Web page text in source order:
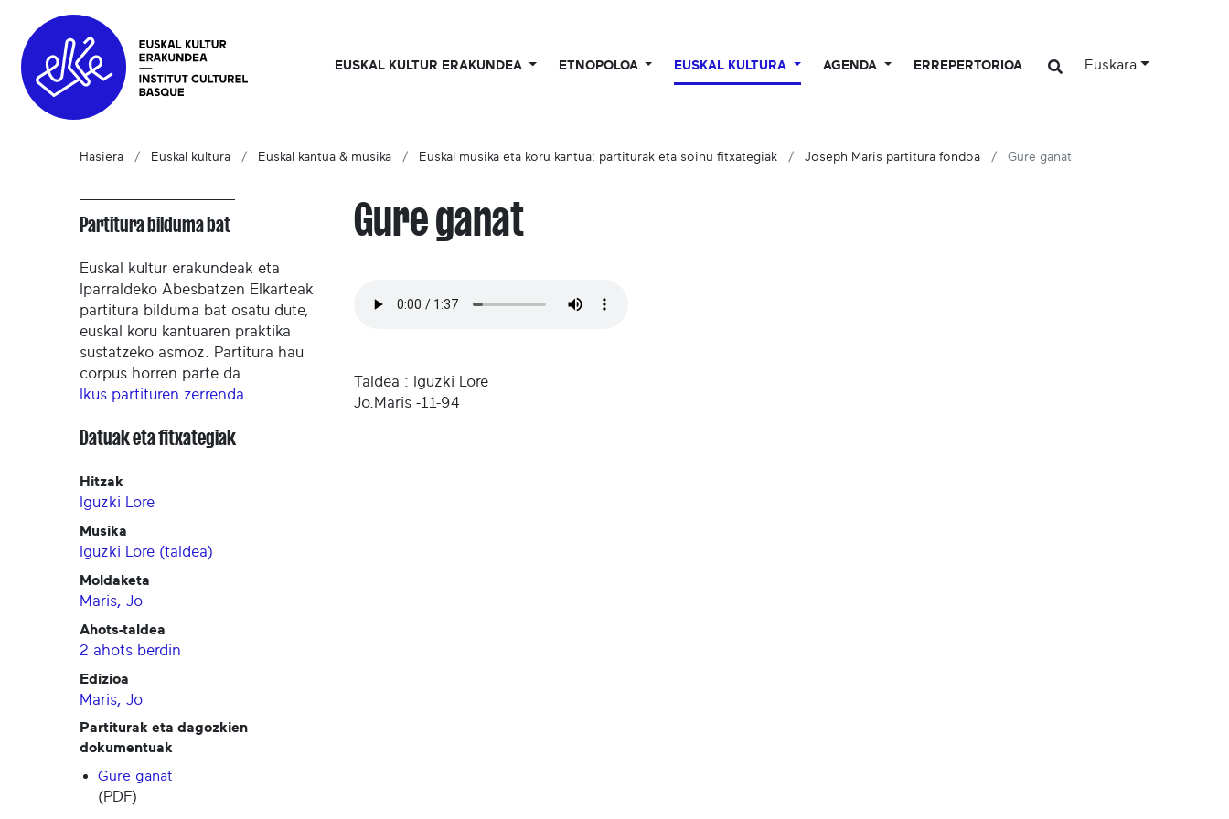
EUSKAL KULTUR ERAKUNDEA ETNOPOLOA EUSKAL KULTURA AGENDA ERREPERTORIOA Euskara
Hasiera Euskal kultura Euskal kantua & musika Euskal musika eta koru kantua: partiturak eta soinu fitxategiak Joseph Maris partitura fondoa Gure ganat
Partitura bilduma bat
Euskal kultur erakundeak eta
Iparraldeko Abesbatzen Elkarteak
partitura bilduma bat osatu dute,
euskal koru kantuaren praktika
sustatzeko asmoz. Partitura hau
corpus horren parte da.
Ikus partituren zerrenda
Datuak eta fitxategiak
Hitzak
Iguzki Lore
Musika
Iguzki Lore (taldea)
Moldaketa
Maris, Jo
Ahots-taldea
2 ahots berdin
Edizioa
Maris, Jo
Partiturak eta dagozkien
dokumentuak
Gure ganat
(PDF)
Gure ganat
Taldea : Iguzki Lore
Jo.Maris -11-94